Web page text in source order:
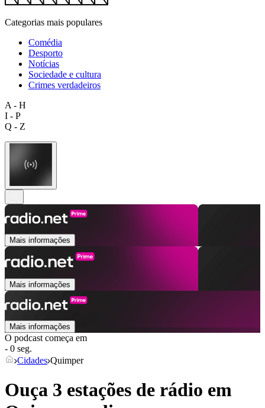
Categorias mais populares
Comédia
Desporto
Notícias
Sociedade e cultura
Crimes verdadeiros
A - H
I - P
Q - Z
Mais informações
Mais informações
Mais informações
O podcast começa em
- 0 seg.
Cidades Quimper
Ouça 3 estações de rádio em